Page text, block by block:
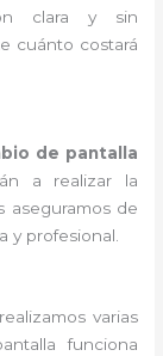
clara y sin
cuánto costará
de pantalla
a realizar la
aseguramos de
y profesional.
varias
funciona